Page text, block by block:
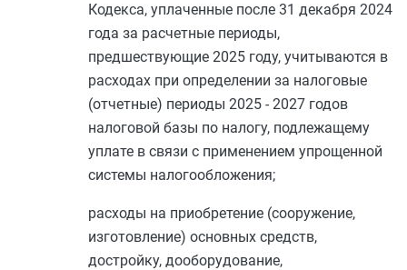
Кодекса, уплаченные после 31 декабря 2024
года за расчетные периоды,
предшествующие 2025 году, учитываются в
расходах при определении за налоговые
(отчетные) периоды 2025 - 2027 годов
налоговой базы по налогу, подлежащему
уплате в связи с применением упрощенной
системы налогообложения;
расходы на приобретение (сооружение,
изготовление) основных средств,
достройку, дооборудование,